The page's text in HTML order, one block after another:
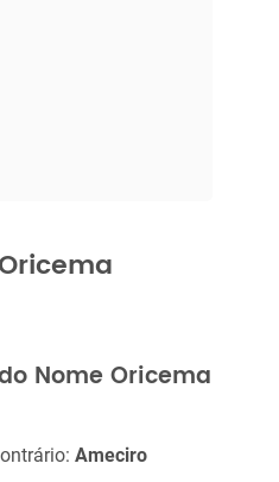
Nome Oricema
Ameciro